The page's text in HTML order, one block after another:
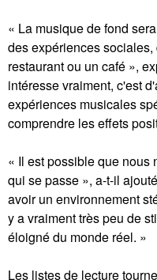
« La musique de fond
des expériences
restaurant ou un café »,
intéresse vraiment, c'est
expériences musicales
comprendre les effets
« Il est possible que nous
qui se passe », a-t-il
avoir un environnement
y a vraiment très peu de
éloigné du monde réel. »
Les listes de lecture